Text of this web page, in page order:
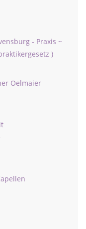
- Praxis ~
)
Oelmaier